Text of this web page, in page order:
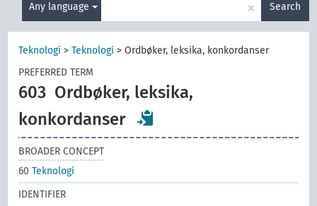
Any language × Search
Teknologi >Teknologi >Ordbøker, leksika, konkordanser
PREFERRED TERM
603 Ordbøker, leksika,
konkordanser
BROADER CONCEPT
60Teknologi
IDENTIFIER